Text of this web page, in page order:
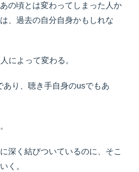
の頃とは変わってしまった人か
、過去の自分自身かもしれな
によって変わる。
り、聴き手自身のusでもあ
深く結びついているのに、そこ
く。